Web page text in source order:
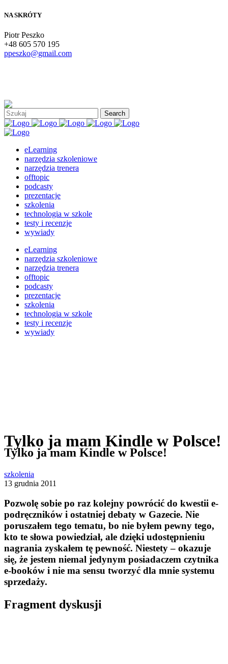
NA SKRÓTY
Piotr Peszko
+48 605 570 195
ppeszko@gmail.com
eLearning
narzędzia szkoleniowe
narzędzia trenera
offtopic
podcasty
prezentacje
szkolenia
technologia w szkole
testy i recenzje
wywiady
eLearning
narzędzia szkoleniowe
narzędzia trenera
offtopic
podcasty
prezentacje
szkolenia
technologia w szkole
testy i recenzje
wywiady
Tylko ja mam Kindle w Polsce!
Tylko ja mam Kindle w Polsce!
szkolenia
13 grudnia 2011
Pozwolę sobie po raz kolejny powrócić do kwestii e-
podręczników i ostatniej debaty w Gazecie. Nie
poruszałem tego tematu, bo nie byłem pewny tego,
kto te słowa powiedział, ale dzięki udostępnieniu
nagrania zyskałem tę pewność. Niestety – okazuje
się, że jestem niemal jedynym posiadaczem czytnika
e-booków i nie ma sensu tworzyć dla mnie systemu
sprzedaży.
Fragment dyskusji